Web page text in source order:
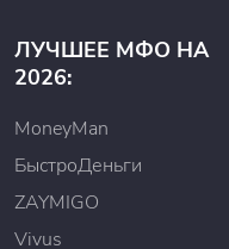
ЛУЧШЕЕ МФО НА
2026:
MoneyMan
БыстроДеньги
ZAYMIGO
Vivus